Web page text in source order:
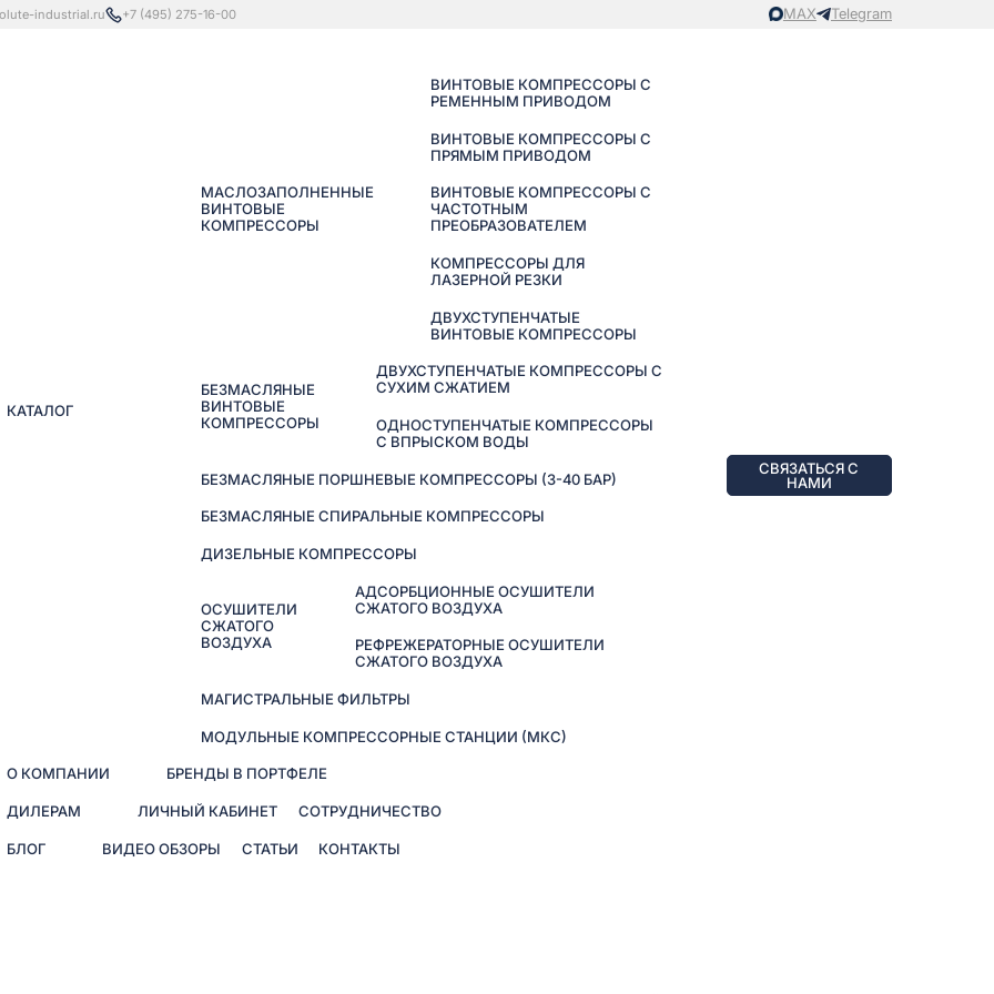
industrial.ru +7 (495) 275-16-00 MAX Telegram
КАТАЛОГ
МАСЛОЗАПОЛНЕННЫЕ
ВИНТОВЫЕ
КОМПРЕССОРЫ
ВИНТОВЫЕ КОМПРЕССОРЫ С
РЕМЕННЫМ ПРИВОДОМ
ВИНТОВЫЕ КОМПРЕССОРЫ С
ПРЯМЫМ ПРИВОДОМ
ВИНТОВЫЕ КОМПРЕССОРЫ С
ЧАСТОТНЫМ
ПРЕОБРАЗОВАТЕЛЕМ
КОМПРЕССОРЫ ДЛЯ
ЛАЗЕРНОЙ РЕЗКИ
ДВУХСТУПЕНЧАТЫЕ
ВИНТОВЫЕ КОМПРЕССОРЫ
БЕЗМАСЛЯНЫЕ
ВИНТОВЫЕ
КОМПРЕССОРЫ
ДВУХСТУПЕНЧАТЫЕ КОМПРЕССОРЫ С
СУХИМ СЖАТИЕМ
ОДНОСТУПЕНЧАТЫЕ КОМПРЕССОРЫ
С ВПРЫСКОМ ВОДЫ
БЕЗМАСЛЯНЫЕ ПОРШНЕВЫЕ КОМПРЕССОРЫ (3-40 БАР)
БЕЗМАСЛЯНЫЕ СПИРАЛЬНЫЕ КОМПРЕССОРЫ
ДИЗЕЛЬНЫЕ КОМПРЕССОРЫ
ОСУШИТЕЛИ
СЖАТОГО
ВОЗДУХА
АДСОРБЦИОННЫЕ ОСУШИТЕЛИ
СЖАТОГО ВОЗДУХА
РЕФРЕЖЕРАТОРНЫЕ ОСУШИТЕЛИ
СЖАТОГО ВОЗДУХА
МАГИСТРАЛЬНЫЕ ФИЛЬТРЫ
МОДУЛЬНЫЕ КОМПРЕССОРНЫЕ СТАНЦИИ (МКС)
О КОМПАНИИ БРЕНДЫ В ПОРТФЕЛЕ
ДИЛЕРАМ ЛИЧНЫЙ КАБИНЕТ СОТРУДНИЧЕСТВО
БЛОГ ВИДЕО ОБЗОРЫ СТАТЬИ КОНТАКТЫ
СВЯЗАТЬСЯ С
НАМИ